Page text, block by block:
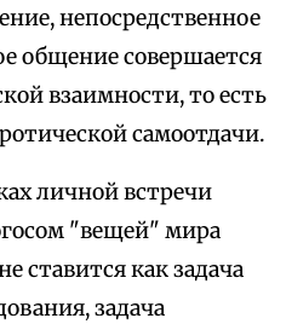
непосредственное
общение совершается
взаимности, то есть
самоотдачи.
личной встречи
"вещей" мира
ставится как задача
задача